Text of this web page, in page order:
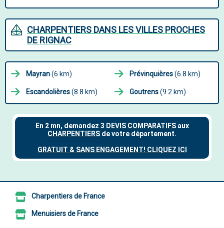
CHARPENTIERS DANS LES VILLES PROCHES
DE RIGNAC
Mayran(6 km) Prévinquières(6.8 km)
Escandolières(8.8 km) Goutrens(9.2 km)
Charpentiers de France
Menuisiers de France